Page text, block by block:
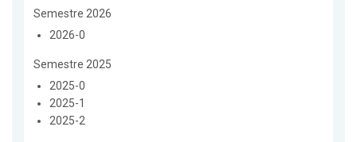
Semestre 2026
2026-0
Semestre 2025
2025-0
2025-1
2025-2